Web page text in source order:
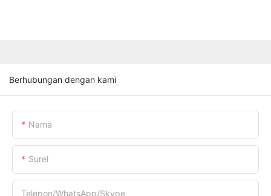
Berhubungan dengan kami
Nama
Surel
Telepon/WhatsApp/Skype